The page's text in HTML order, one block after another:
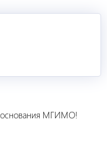
основания МГИМО!